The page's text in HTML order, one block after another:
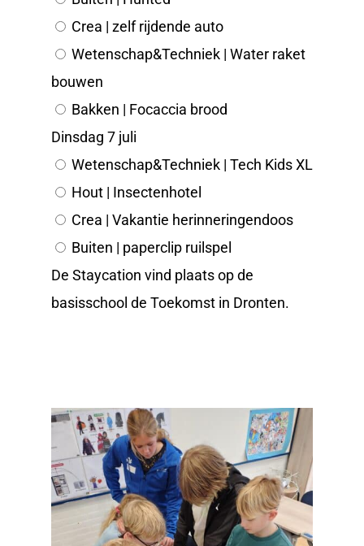
Crea | zelf rijdende auto
Wetenschap&Techniek | Water raket
bouwen
Bakken | Focaccia brood
Dinsdag 7 juli
Wetenschap&Techniek | Tech Kids XL
Hout | Insectenhotel
Crea | Vakantie herinneringendoos
Buiten | paperclip ruilspel
De Staycation vind plaats op de
basisschool de Toekomst in Dronten.